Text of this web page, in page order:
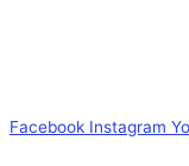
Facebook Instagram